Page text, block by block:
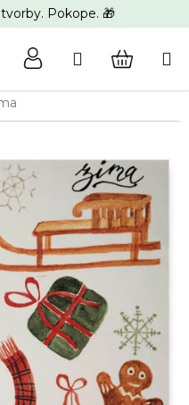
Pokope. 🎁
Hľadať